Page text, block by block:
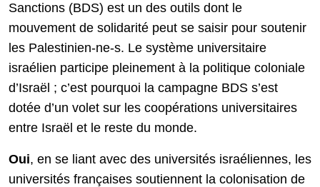
Sanctions (BDS) est un des outils dont le
mouvement de solidarité peut se saisir pour soutenir
les Palestinien-ne-s. Le système universitaire
israélien participe pleinement à la politique coloniale
d’Israël ; c’est pourquoi la campagne BDS s’est
dotée d’un volet sur les coopérations universitaires
entre Israël et le reste du monde.
Oui, en se liant avec des universités israéliennes, les
universités françaises soutiennent la colonisation de